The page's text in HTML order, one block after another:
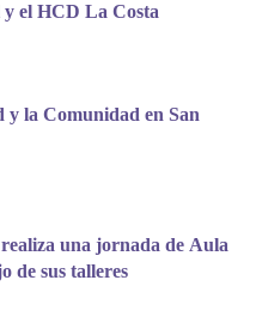
el HCD La Costa
y la Comunidad en San
una jornada de Aula
de sus talleres